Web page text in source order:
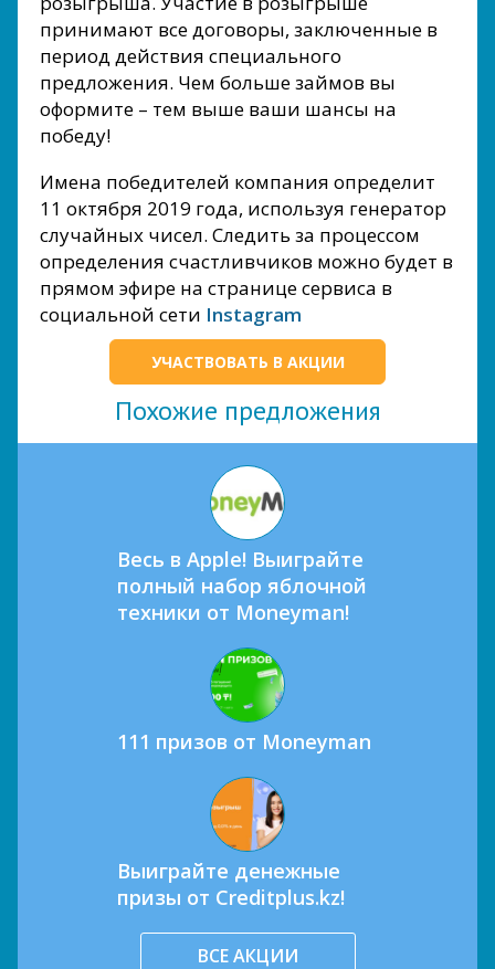
принимают все договоры, заключенные в
период действия специального
предложения. Чем больше займов вы
оформите – тем выше ваши шансы на
победу!
Имена победителей компания определит
11 октября 2019 года, используя генератор
случайных чисел. Следить за процессом
определения счастливчиков можно будет в
прямом эфире на странице сервиса в
социальной сети Instagram
УЧАСТВОВАТЬ В АКЦИИ
Похожие предложения
Весь в Apple! Выиграйте
полный набор яблочной
техники от Moneyman!
111 призов от Moneyman
Выиграйте денежные
призы от Creditplus.kz!
ВСЕ АКЦИИ